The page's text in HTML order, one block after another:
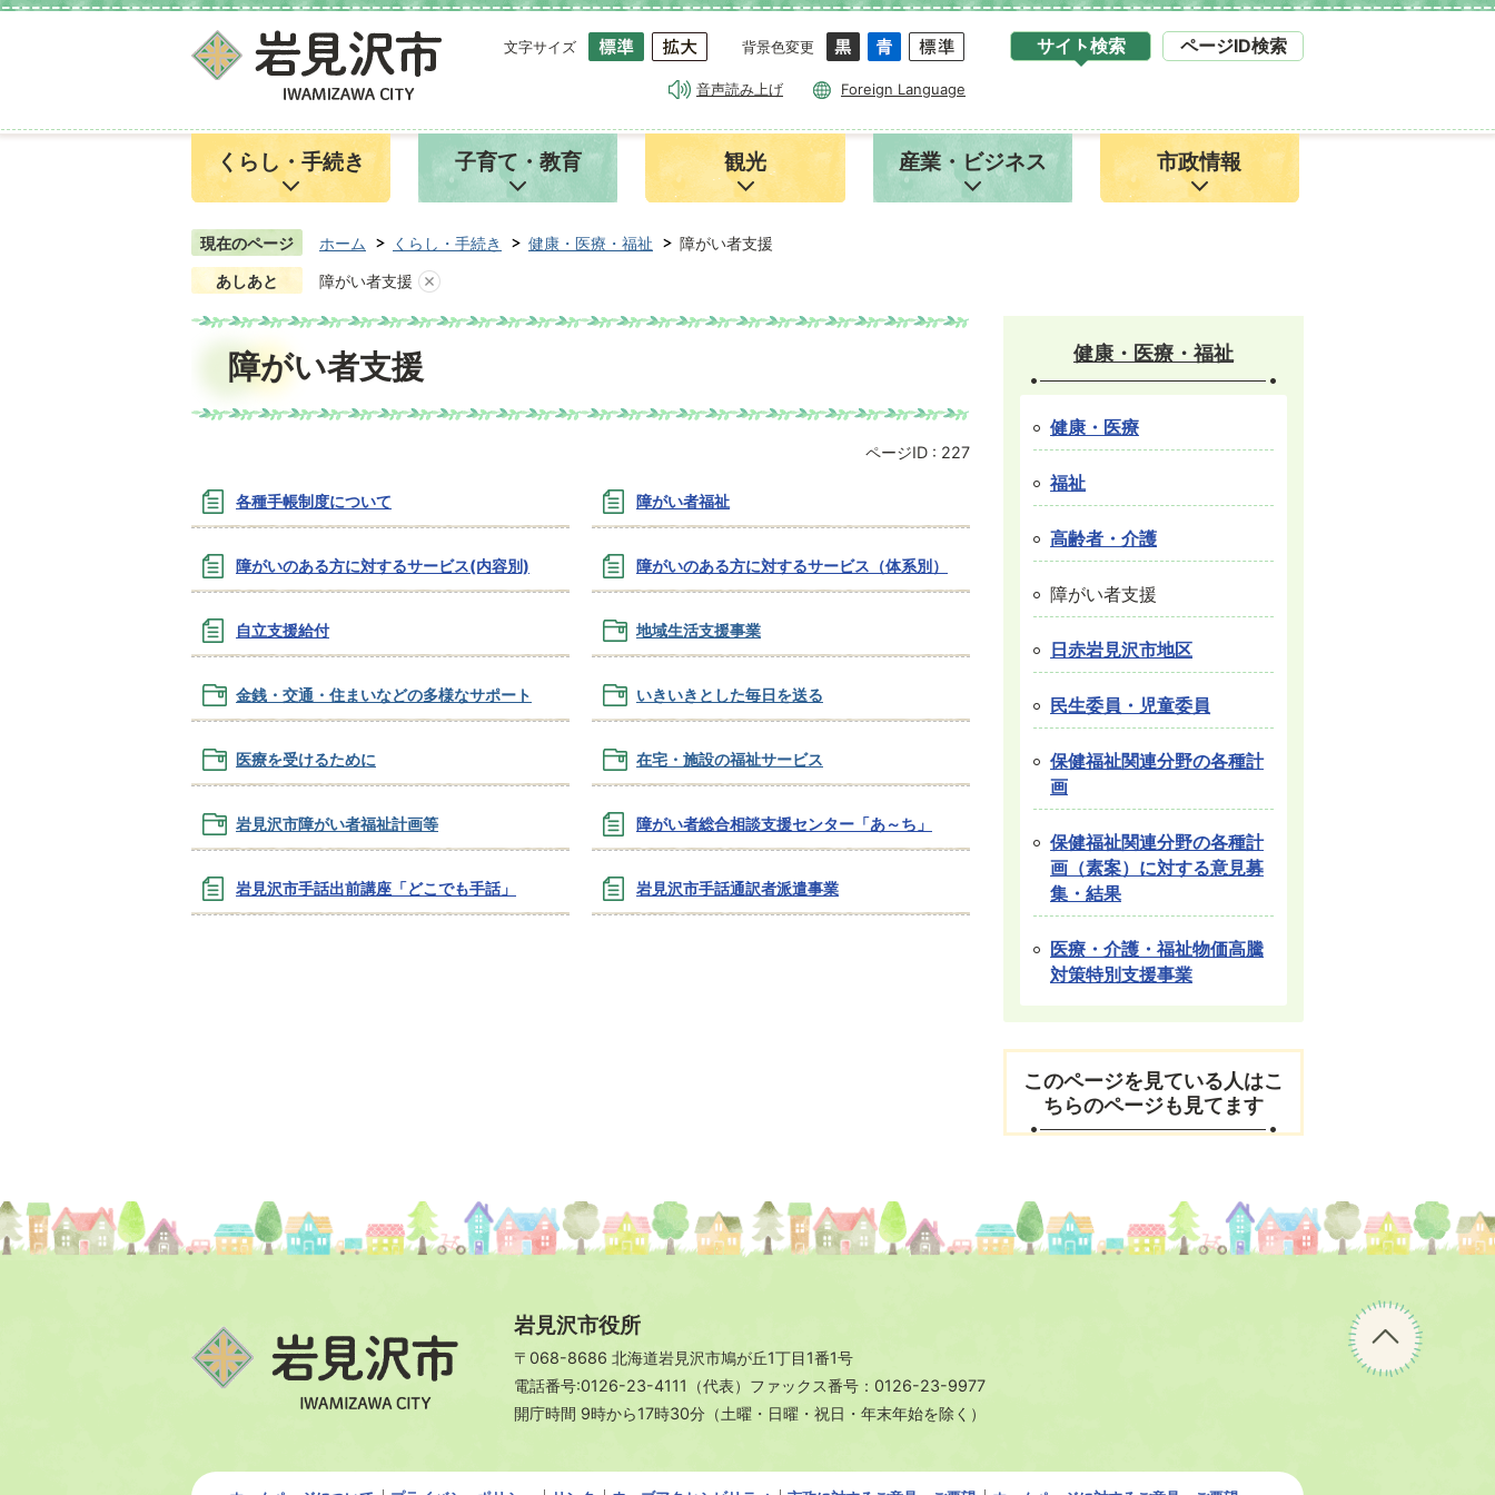
文字サイズ 背景色変更
音声読み上げ Foreign Language
サイト検索 ページID検索
ト
索
くらし・手続き 子育て・教育 観光 産業・ビジネス 市政情報
現在のページ ホーム くらし・手続き 健康・医療・福祉
障がい者支援
あしあと
障がい者支援
障がい者支援
ページID : 227
各種手帳制度について 障がい者福祉
障がいのある方に対するサービス(内容別) 障がいのある方に対するサービス（体系別）
自立支援給付 地域生活支援事業
金銭・交通・住まいなどの多様なサポート いきいきとした毎日を送る
医療を受けるために 在宅・施設の福祉サービス
岩見沢市障がい者福祉計画等 障がい者総合相談支援センター「あ～ち」
岩見沢市手話出前講座「どこでも手話」 岩見沢市手話通訳者派遣事業
健康・医療・福祉
健康・医療
福祉
高齢者・介護
障がい者支援
日赤岩見沢市地区
民生委員・児童委員
保健福祉関連分野の各種計
画
保健福祉関連分野の各種計
画（素案）に対する意見募
集・結果
医療・介護・福祉物価高騰
対策特別支援事業
このページを見ている人はこ
ちらのページも見てます
ペ
ー
ジ
の
岩見沢市役所
〒068-8686 北海道岩見沢市鳩が丘1丁目1番1号
電話番号:0126-23-4111（代表）ファックス番号：0126-23-9977
開庁時間 9時から17時30分（土曜・日曜・祝日・年末年始を除く）